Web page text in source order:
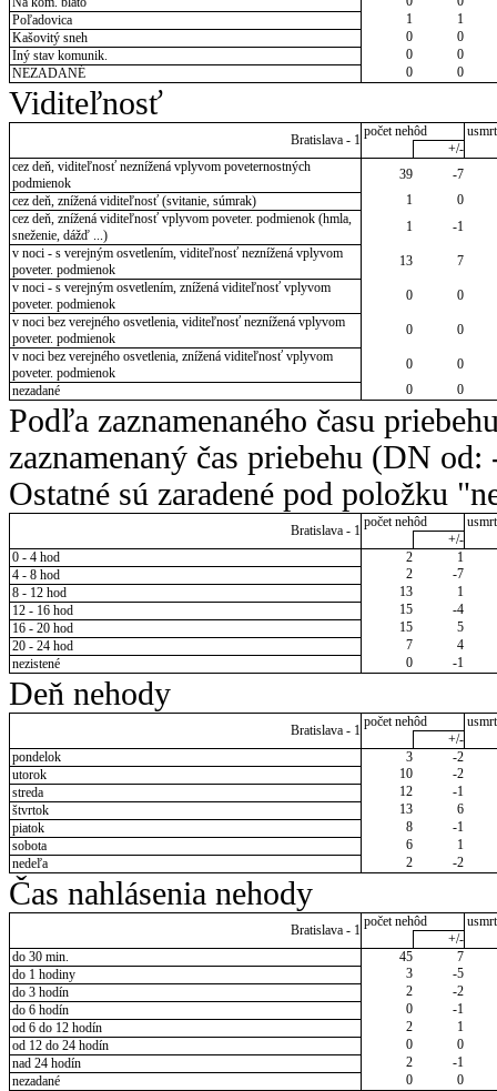
Poľadovica
1
1
Kašovitý sneh
0
0
Iný stav komunik.
0
0
NEZADANÉ
0 0
Viditeľnosť
Bratislava - 1
počet nehôd
+/-
cez deň, viditeľnosť neznížená vplyvom poveternostných
podmienok
39
-7
cez deň, znížená viditeľnosť (svitanie, súmrak)
1
0
cez deň, znížená viditeľnosť vplyvom poveter. podmienok (hmla,
sneženie, dážď ...)
1
-1
v noci - s verejným osvetlením, viditeľnosť neznížená vplyvom
poveter. podmienok
13
7
v noci - s verejným osvetlením, znížená viditeľnosť vplyvom
poveter. podmienok
0
0
v noci bez verejného osvetlenia, viditeľnosť neznížená vplyvom
poveter. podmienok
0
0
v noci bez verejného osvetlenia, znížená viditeľnosť vplyvom
poveter. podmienok
0
0
nezadané
0 0
Podľa zaznamenaného času
zaznamenaný čas priebehu (DN
Ostatné sú zaradené pod položku
Bratislava - 1
počet nehôd
+/-
0 - 4 hod
2
1
4 - 8 hod
2
-7
8 - 12 hod
13
1
12 - 16 hod
15
-4
16 - 20 hod
15
5
20 - 24 hod
7
4
nezistené
0 -1
Deň nehody
Bratislava - 1
počet nehôd
+/-
pondelok
3
-2
utorok
10
-2
streda
12
-1
štvrtok
13
6
piatok
8
-1
sobota
6
1
nedeľa
2 -2
Čas nahlásenia nehody
Bratislava - 1
počet nehôd
+/-
do 30 min.
45
7
do 1 hodiny
3
-5
do 3 hodín
2
-2
do 6 hodín
0
-1
od 6 do 12 hodín
2
1
od 12 do 24 hodín
0
0
nad 24 hodín
2
-1
nezadané
0 0